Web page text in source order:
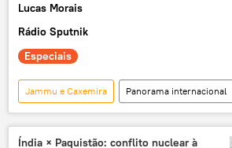
Lucas Morais
Rádio Sputnik
Especiais
Jammu e Caxemira
Panorama internacional
Ásia e Oceania
Mundo
Narendra Modi
Osama bin Laden
Índia × Paquistão: conflito nuclear à